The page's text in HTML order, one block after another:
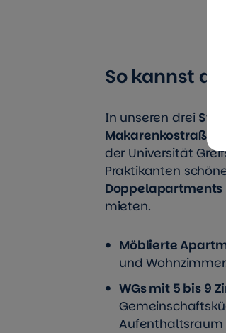
So kannst du
In unseren drei
Makarenkostraße
der Universität
Praktikanten
Doppelapartments
mieten.
Möblierte
und
WGs mit 5 bis 9
Aufenthaltsraum